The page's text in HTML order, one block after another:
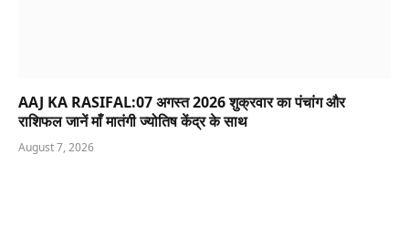
AAJ KA RASIFAL:07 अगस्त 2026 शुक्रवार का पंचांग और
राशिफल जानें माँ मातंगी ज्योतिष केंद्र के साथ
August 7, 2026